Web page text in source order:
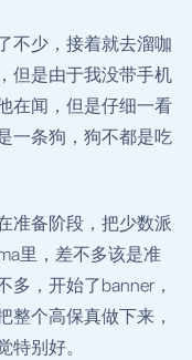
不少，接着就去溜咖
但是由于我没带手机
在闻，但是仔细一看
一条狗，狗不都是吃
准备阶段，把少数派
里，差不多该是准
，开始了banner，
整个高保真做下来，
别好。